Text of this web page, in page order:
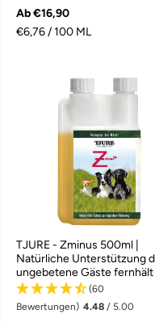
Ab €16,90
€6,76 / 100 ML
TJURE - Zminus 500ml |
Natürliche Unterstützung
ungebetene Gäste fernhält
(60
Bewertungen) 4.48 / 5.00